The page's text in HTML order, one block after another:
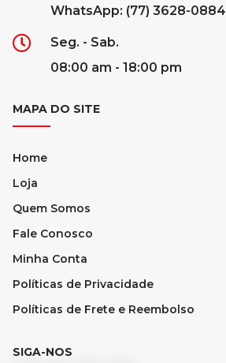
WhatsApp: (77) 3628-0884
Seg. - Sab.
08:00 am - 18:00 pm
MAPA DO SITE
Home
Loja
Quem Somos
Fale Conosco
Minha Conta
Políticas de Privacidade
Políticas de Frete e Reembolso
SIGA-NOS